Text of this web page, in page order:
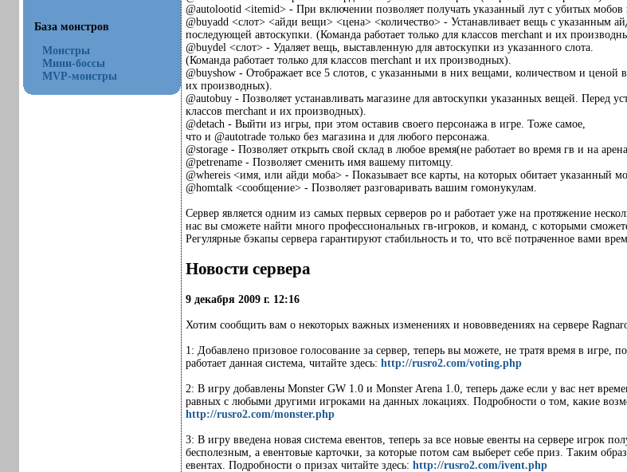
База монстров
Монстры
Мини-боссы
MVP-монстры
@autolootid <itemid> - При включении позволяет получать указанный лут с убитых
@buyadd <слот> <айди вещи> <цена> <количество> - Устанавливает вещь с указанным
последующей автоскупки. (Команда работает только для классов merchant и их
@buydel <слот> - Удаляет вещь, выставленную для автоскупки из указанного слота.
(Команда работает только для классов merchant и их производных).
@buyshow - Отображает все 5 слотов, с указанными в них вещами, количеством и ценой
их производных).
@autobuy - Позволяет устанавливать магазине для автоскупки указанных вещей. Перед
классов merchant и их производных).
@detach - Выйти из игры, при этом оставив своего персонажа в игре. Тоже самое,
что и @autotrade только без магазина и для любого персонажа.
@storage - Позволяет открыть свой склад в любое время(не работает во время гв и на
@petrename - Позволяет сменить имя вашему питомцу.
@whereis <имя, или айди моба> - Показывает все карты, на которых обитает указанный
@homtalk <сообщение> - Позволяет разговаривать вашим гомонукулам.
Сервер является одним из самых первых серверов ро и работает уже на протяжение
нас вы сможете найти много профессиональных гв-игроков, и команд, с которыми
Регулярные бэкапы сервера гарантируют стабильность и то, что всё потраченное вами
Новости сервера
9 декабря 2009 г. 12:16
Хотим сообщить вам о некоторых важных изменениях и нововведениях на сервере
1: Добавлено призовое голосование за сервер, теперь вы можете, не тратя время в
работает данная система, читайте здесь: http://rusro2.com/voting.php
2: В игру добавлены Monster GW 1.0 и Monster Arena 1.0, теперь даже если у вас нет
равных с любыми другими игроками на данных локациях. Подробности о том, какие
http://rusro2.com/monster.php
3: В игру введена новая система евентов, теперь за все новые евенты на сервере игрок
бесполезным, а евентовые карточки, за которые потом сам выберет себе приз. Таким
евентах. Подробности о призах читайте здесь: http://rusro2.com/ivent.php